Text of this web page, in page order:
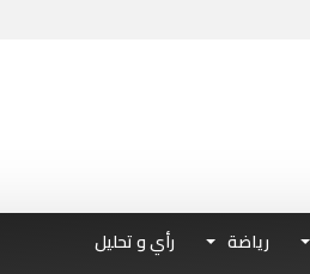
رياضة
رأي و تحليل